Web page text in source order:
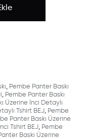
, Pembe Panter Baskı
, Pembe Panter Baskı
Üzerine İnci Detaylı
Tshirt BEJ, Pembe
Panter Baskı Üzerine
Tshirt BEJ, Pembe
Baskı Üzerine